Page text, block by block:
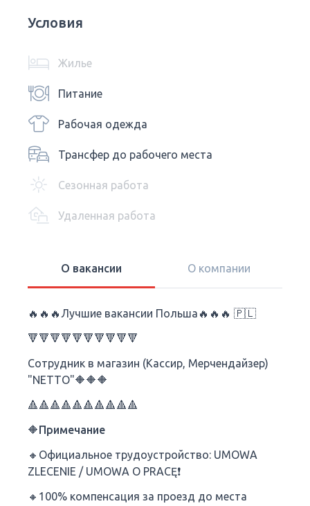
Условия
Жилье
Питание
Рабочая одежда
Трансфер до рабочего места
Сезонная работа
Удаленная работа
О вакансии О компании
🔥🔥🔥Лучшие вакансии Польша🔥🔥🔥 🇵🇱
🔻🔻🔻🔻🔻🔻🔻🔻🔻🔻
Сотрудник в магазин (Кассир, Мерчендайзер)
"NETTO"🔶🔶🔶
🔺🔺🔺🔺🔺🔺🔺🔺🔺🔺
🔶Примечание
🔸Официальное трудоустройство: UMOWA
ZLECENIE / UMOWA O PRACĘ❗
🔸100% компенсация за проезд до места